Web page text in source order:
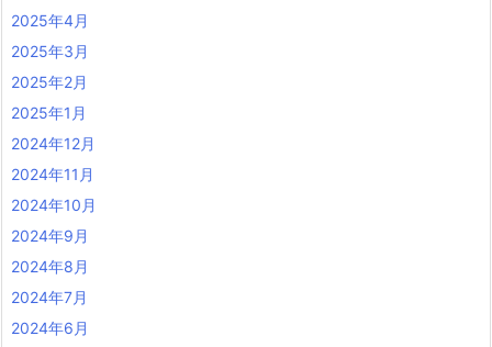
2025年4月
2025年3月
2025年2月
2025年1月
2024年12月
2024年11月
2024年10月
2024年9月
2024年8月
2024年7月
2024年6月